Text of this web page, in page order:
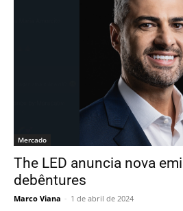
Mercado
The LED anuncia nova
debêntures
Marco Viana - 1 de abril de 2024